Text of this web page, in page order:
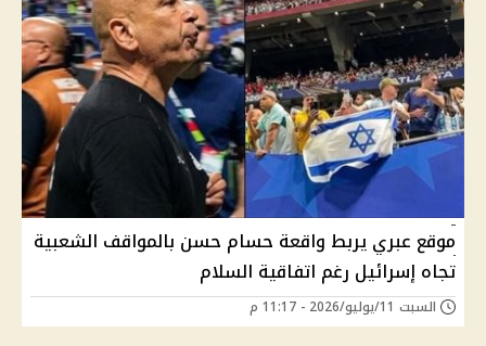
موقع عبري يربط واقعة حسام حسن بالمواقف الشعبية
تجاه إسرائيل رغم اتفاقية السلام
السبت 11/يوليو/2026 - 11:17 م